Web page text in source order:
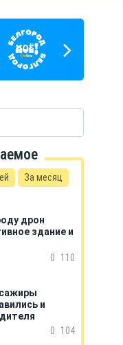
За месяц
дрон
здание и
0
110
и
0
104